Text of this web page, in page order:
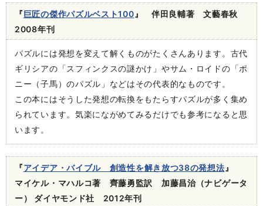
『巨匠の傑作パズルベスト100 』 伴田良輔著 文藝春秋
2008年刊
パズルには発想を変えて解くものがたくさんあります。古代
ギリシアの「スフィンクスの謎かけ」やサム・ロイドの「ポ
ニー（子馬）のパズル」などはその代表的なものです。
この本にはそうした発想の転換をもたらすパズルが多く集め
られています。気楽にながめてみるだけでも参考になると思
います。
『アイデア・バイブル 創造性を解き放つ38の発想法 』
マイケル・マハルコ著 齊藤勇監訳 加藤昌治（ナビゲータ
ー） ダイヤモンド社 2012年刊